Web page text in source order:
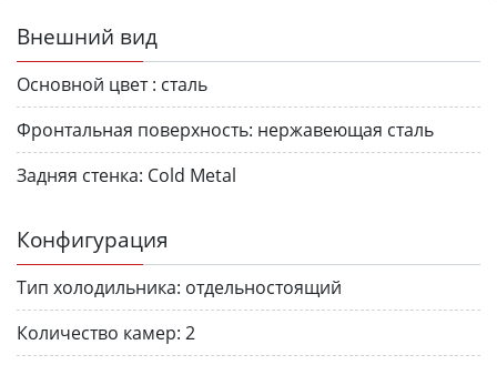
Внешний вид
Основной цвет : сталь
Фронтальная поверхность: нержавеющая сталь
Задняя стенка: Cold Metal
Конфигурация
Тип холодильника: отдельностоящий
Количество камер: 2